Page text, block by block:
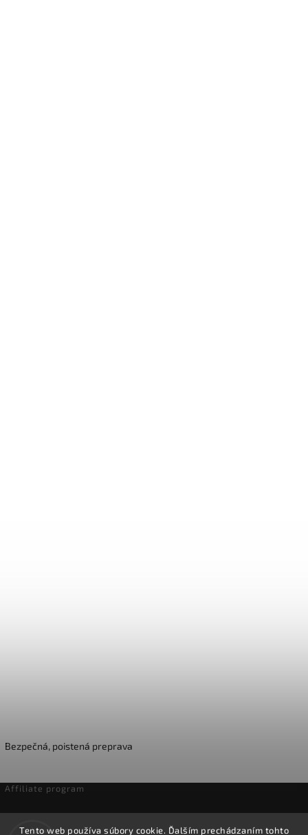
Tento web používa súbory cookie. Ďalším prechádzaním tohto
Bezpečná, poistená preprava
Affiliate program
Odstúpenie od zmluvy